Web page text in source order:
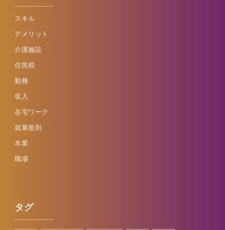
スキル
デメリット
介護施設
住民税
勤務
収入
在宅ワーク
就業規則
本業
職場
タグ